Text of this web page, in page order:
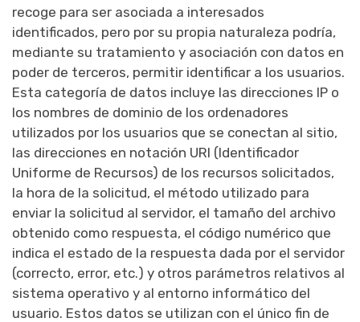
recoge para ser asociada a interesados
identificados, pero por su propia naturaleza podría,
mediante su tratamiento y asociación con datos en
poder de terceros, permitir identificar a los usuarios.
Esta categoría de datos incluye las direcciones IP o
los nombres de dominio de los ordenadores
utilizados por los usuarios que se conectan al sitio,
las direcciones en notación URI (Identificador
Uniforme de Recursos) de los recursos solicitados,
la hora de la solicitud, el método utilizado para
enviar la solicitud al servidor, el tamaño del archivo
obtenido como respuesta, el código numérico que
indica el estado de la respuesta dada por el servidor
(correcto, error, etc.) y otros parámetros relativos al
sistema operativo y al entorno informático del
usuario. Estos datos se utilizan con el único fin de